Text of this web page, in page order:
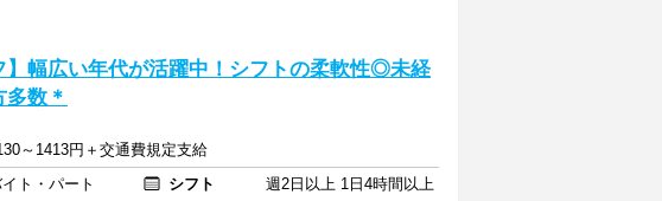
】幅広い年代が活躍中！シフトの柔軟性◎未経
数＊
～1413円＋交通費規定支給
ト・パート シフト 週2日以上 1日4時間以上